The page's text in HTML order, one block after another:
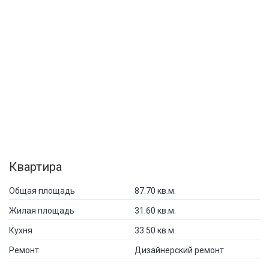
Квартира
Общая площадь 87.70 кв.м.
Жилая площадь 31.60 кв.м.
Кухня 33.50 кв.м.
Ремонт Дизайнерский ремонт